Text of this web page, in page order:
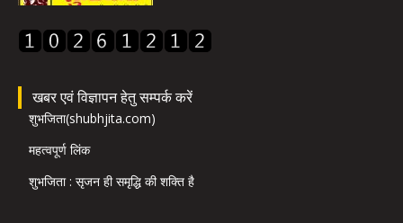
खबर एवं विज्ञापन हेतु सम्पर्क करें
शुभजिता(shubhjita.com)
महत्वपूर्ण लिंक
शुभजिता : सृजन ही समृद्धि की शक्ति है